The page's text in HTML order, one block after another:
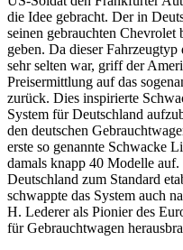
die Idee gebracht. Der in
seinen gebrauchten
geben. Da dieser
sehr selten war, griff der
Preisermittlung auf das
zurück. Dies inspirierte
System für Deutschland
den deutschen
erste so genannte Schwacke
damals knapp 40 Modelle
Deutschland zum Standard
schwappte das System auch
H. Lederer als Pionier des
für Gebrauchtwagen